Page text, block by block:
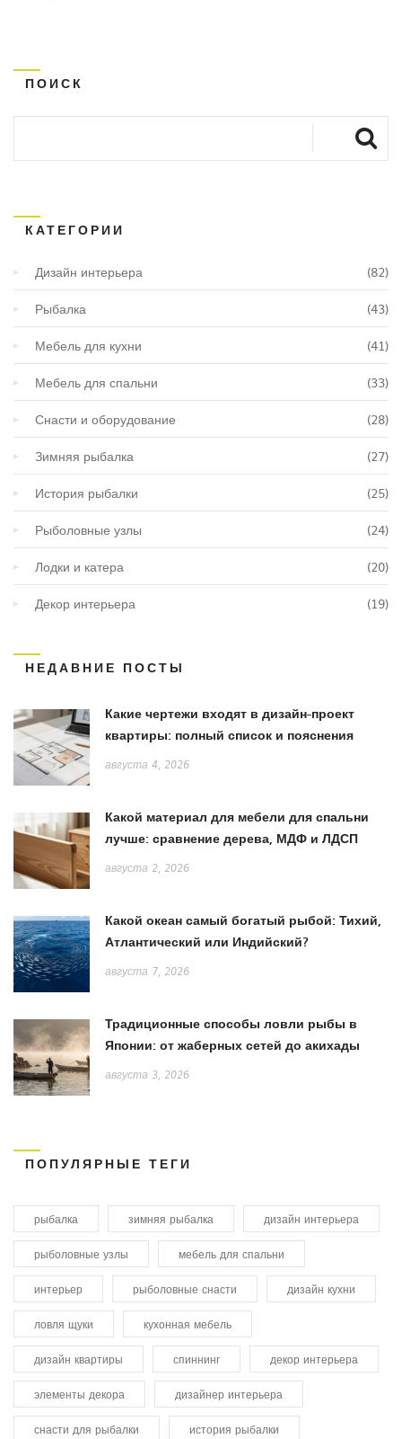
не пропустить начало зимнего жора и чем отличаются
декабрьский, январский и февральский клев.
ПОИСК
КАТЕГОРИИ
Дизайн интерьера (82)
Рыбалка (43)
Мебель для кухни (41)
Мебель для спальни (33)
Снасти и оборудование (28)
Зимняя рыбалка (27)
История рыбалки (25)
Рыболовные узлы (24)
Лодки и катера (20)
Декор интерьера (19)
НЕДАВНИЕ ПОСТЫ
Какие чертежи входят в дизайн-проект
квартиры: полный список и пояснения
августа 4, 2026
Какой материал для мебели для спальни
лучше: сравнение дерева, МДФ и ЛДСП
августа 2, 2026
Какой океан самый богатый рыбой: Тихий,
Атлантический или Индийский?
августа 7, 2026
Традиционные способы ловли рыбы в
Японии: от жаберных сетей до акихады
августа 3, 2026
ПОПУЛЯРНЫЕ ТЕГИ
рыбалка зимняя рыбалка дизайн интерьера
рыболовные узлы мебель для спальни
интерьер рыболовные снасти дизайн кухни
ловля щуки кухонная мебель
дизайн квартиры спиннинг декор интерьера
элементы декора дизайнер интерьера
снасти для рыбалки история рыбалки